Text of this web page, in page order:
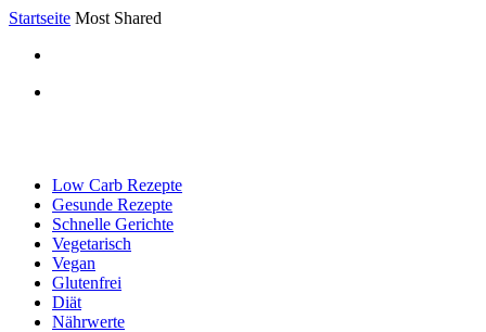
Startseite Most Shared
Low Carb Rezepte
Gesunde Rezepte
Schnelle Gerichte
Vegetarisch
Vegan
Glutenfrei
Diät
Nährwerte